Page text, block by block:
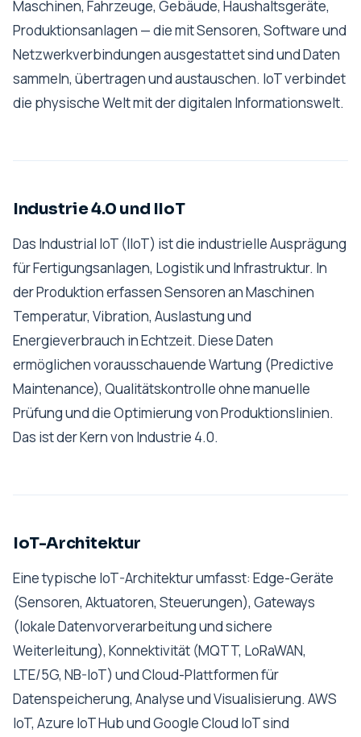
Maschinen, Fahrzeuge, Gebäude, Haushaltsgeräte,
Produktionsanlagen — die mit Sensoren, Software und
Netzwerkverbindungen ausgestattet sind und Daten
sammeln, übertragen und austauschen. IoT verbindet
die physische Welt mit der digitalen Informationswelt.
Industrie 4.0 und IIoT
Das Industrial IoT (IIoT) ist die industrielle Ausprägung
für Fertigungsanlagen, Logistik und Infrastruktur. In
der Produktion erfassen Sensoren an Maschinen
Temperatur, Vibration, Auslastung und
Energieverbrauch in Echtzeit. Diese Daten
ermöglichen vorausschauende Wartung (Predictive
Maintenance), Qualitätskontrolle ohne manuelle
Prüfung und die Optimierung von Produktionslinien.
Das ist der Kern von Industrie 4.0.
IoT-Architektur
Eine typische IoT-Architektur umfasst: Edge-Geräte
(Sensoren, Aktuatoren, Steuerungen), Gateways
(lokale Datenvorverarbeitung und sichere
Weiterleitung), Konnektivität (MQTT, LoRaWAN,
LTE/5G, NB-IoT) und Cloud-Plattformen für
Datenspeicherung, Analyse und Visualisierung. AWS
IoT, Azure IoT Hub und Google Cloud IoT sind